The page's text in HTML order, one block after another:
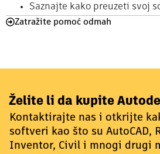
Saznajte kako preuzeti svoj
Zatražite pomoć odmah
Želite li da kupite
Kontaktirajte nas i otkrijte
softveri kao što su AutoCAD,
Inventor, Civil i mnogi drugi